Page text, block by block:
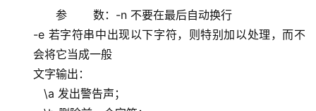
参 数：-n 不要在最后自动换行
-e 若字符串中出现以下字符，则特别加以处理，而不
会将它当成一般
文字输出：
\a 发出警告声；